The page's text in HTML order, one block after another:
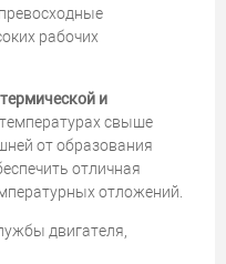
рабочих
и
свыше
от образования
отличная
отложений.
двигателя,